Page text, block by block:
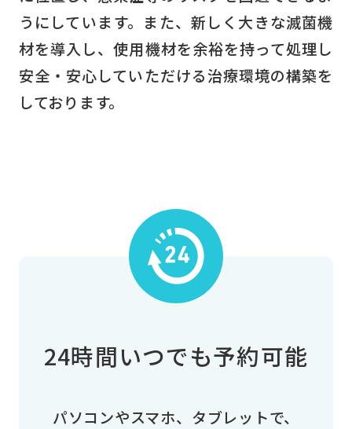
うにしています。また、新しく大きな滅菌機
材を導入し、使用機材を余裕を持って処理し
安全・安心していただける治療環境の構築を
しております。
24時間いつでも予約可能
パソコンやスマホ、タブレットで、